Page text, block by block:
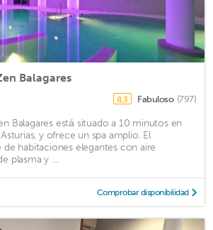
Balagares
8,3 Fabuloso (797)
Balagares está situado a 10 minutos en
y ofrece un spa amplio. El
habitaciones elegantes con aire
plasma y ...
Comprobar disponibilidad